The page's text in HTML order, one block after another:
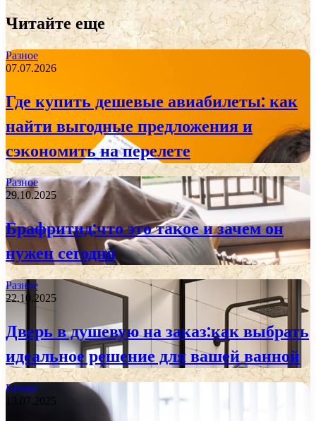
Читайте еще
Разное
07.07.2026
Где купить дешевые авиабилеты: как
найти выгодные предложения и
сэкономить на перелете
Разное
29.10.2025
Брафритид:что это такое и зачем он
нужен сегодня
Разное
22.10.2025
Дверь в душевую на заказ:как выбрать
идеальное решение для вашей ванной
Разное
13.07.2025